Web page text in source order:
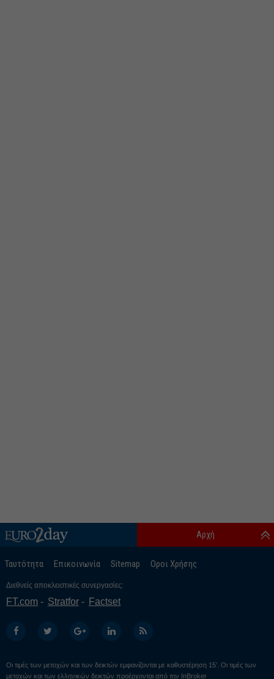
Ταυτότητα Επικοινωνία Sitemap Οροι Χρήσης
Αρχή
Διεθνείς αποκλειστικές συνεργασίες:
FT.com Stratfor Factset
Οι τιμές των μετοχών και των δεικτών εμφανίζονται με καθυστέρηση 15’. Οι τιμές των
μετοχών και των ελληνικών δεικτών προέρχονται από την InBroker